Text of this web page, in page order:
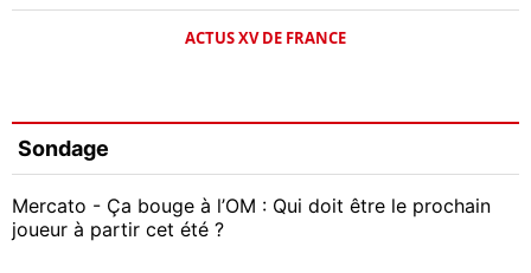
ACTUS XV DE FRANCE
Sondage
Mercato - Ça bouge à l’OM : Qui doit être le prochain
joueur à partir cet été ?